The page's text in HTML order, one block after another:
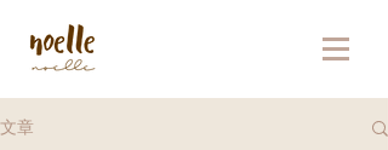
文章